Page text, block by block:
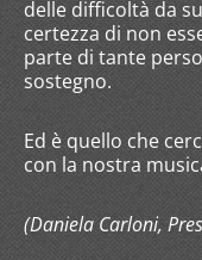
delle difficoltà da
certezza di non
parte di tante
sostegno.
Ed è quello che
con la nostra
(Daniela Carloni,